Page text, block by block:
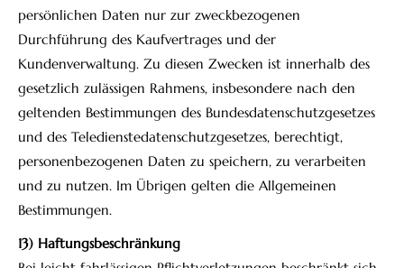
persönlichen Daten nur zur zweckbezogenen
Durchführung des Kaufvertrages und der
Kundenverwaltung. Zu diesen Zwecken ist innerhalb des
gesetzlich zulässigen Rahmens, insbesondere nach den
geltenden Bestimmungen des Bundesdatenschutzgesetzes
und des Teledienstedatenschutzgesetzes, berechtigt,
personenbezogenen Daten zu speichern, zu verarbeiten
und zu nutzen. Im Übrigen gelten die Allgemeinen
Bestimmungen.
13) Haftungsbeschränkung